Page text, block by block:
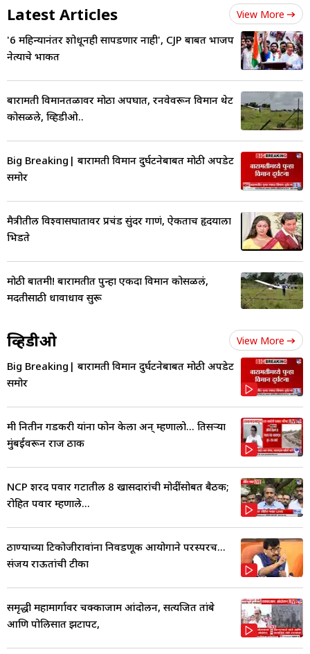
Latest Articles View More
'6 महिन्यानंतर शोधूनही सापडणार नाही', CJP बाबत भाजप
नेत्याचे भाकीत
बारामती विमानतळावर मोठा अपघात, रनवेवरून विमान थेट
कोसळले, व्हिडीओ..
Big Breaking| बारामती विमान दुर्घटनेबाबत मोठी अपडेट
समोर
मैत्रीतील विश्वासघातावर प्रचंड सुंदर गाणं, ऐकताच हृदयाला
भिडते
मोठी बातमी! बारामतीत पुन्हा एकदा विमान कोसळलं,
मदतीसाठी धावाधाव सुरू
व्हिडीओ View More
Big Breaking| बारामती विमान दुर्घटनेबाबत मोठी अपडेट
समोर
मी नितीन गडकरी यांना फोन केला अन् म्हणालो... तिसऱ्या
मुंबईवरून राज ठाक
NCP शरद पवार गटातील 8 खासदारांची मोदींसोबत बैठक;
रोहित पवार म्हणाले...
ठाण्याच्या टिकोजीरावांना निवडणूक आयोगाने परस्परच...
संजय राऊतांची टीका
समृद्धी महामार्गावर चक्काजाम आंदोलन, सत्यजित तांबे
आणि पोलिसात झटापट,